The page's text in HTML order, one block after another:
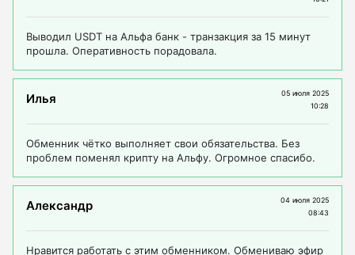
Выводил USDT на Альфа банк - транзакция за 15 минут
прошла. Оперативность порадовала.
Илья
05 июля 2025
10:28
Обменник чётко выполняет свои обязательства. Без
проблем поменял крипту на Альфу. Огромное спасибо.
Александр
04 июля 2025
08:43
Нравится работать с этим обменником. Обмениваю эфир